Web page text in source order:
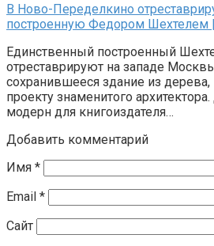
В Ново-Переделкино
построенную Федором
Единственный построенный
отреставрируют на западе
сохранившееся здание из
проекту знаменитого
модерн для книгоиздателя…
Добавить комментарий
Имя *
Email *
Сайт